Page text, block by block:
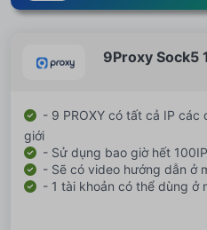
9Proxy Sock5
- 9 PROXY có tất cả IP
giới
- Sử dụng bao giờ hết
- Sẽ có video hướng dẫn ở
- 1 tài khoản có thể dùng ở